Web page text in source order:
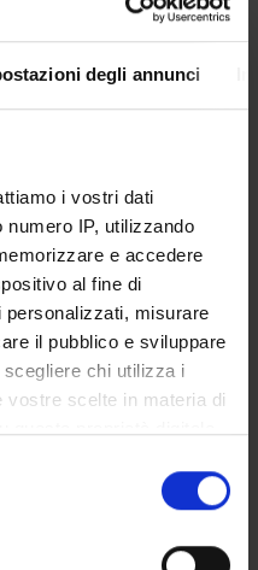
degli annunci
i vostri dati
IP, utilizzando
e accedere
al fine di
personalizzati, misurare
il pubblico e sviluppare
chi utilizza i
scelte in materia di
in qualsiasi
cookie o facendo clic